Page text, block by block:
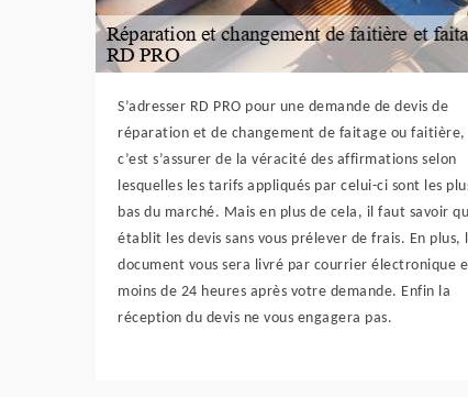
S’adresser RD PRO pour une demande de devis de
réparation et de changement de faitage ou faitière,
c’est s’assurer de la véracité des affirmations selon
lesquelles les tarifs appliqués par celui-ci sont les
bas du marché. Mais en plus de cela, il faut savoir
établit les devis sans vous prélever de frais. En plus,
document vous sera livré par courrier électronique
moins de 24 heures après votre demande. Enfin la
réception du devis ne vous engagera pas.